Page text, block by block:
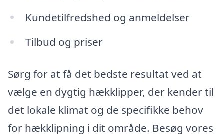
Kundetilfredshed og anmeldelser
Tilbud og priser
Sørg for at få det bedste resultat ved at
vælge en dygtig hækklipper, der kender til
det lokale klimat og de specifikke behov
for hækklipning i dit område. Besøg vores